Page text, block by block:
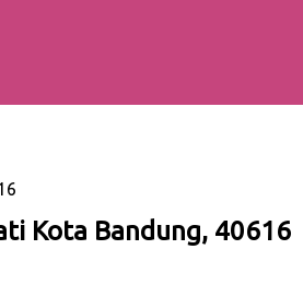
Kota Bandung, 40616